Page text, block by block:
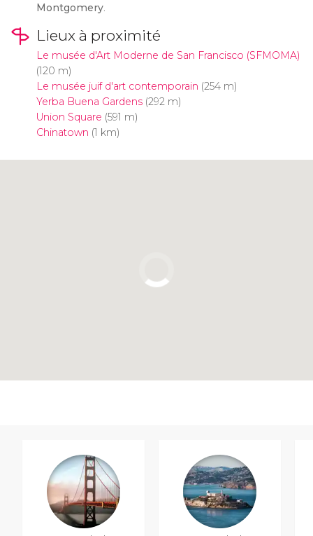
Montgomery.
Lieux à proximité
Le musée d'Art Moderne de San Francisco (SFMOMA)
(120 m)
Le musée juif d'art contemporain (254 m)
Yerba Buena Gardens(292 m)
Union Square (591 m)
Chinatown (1 km)